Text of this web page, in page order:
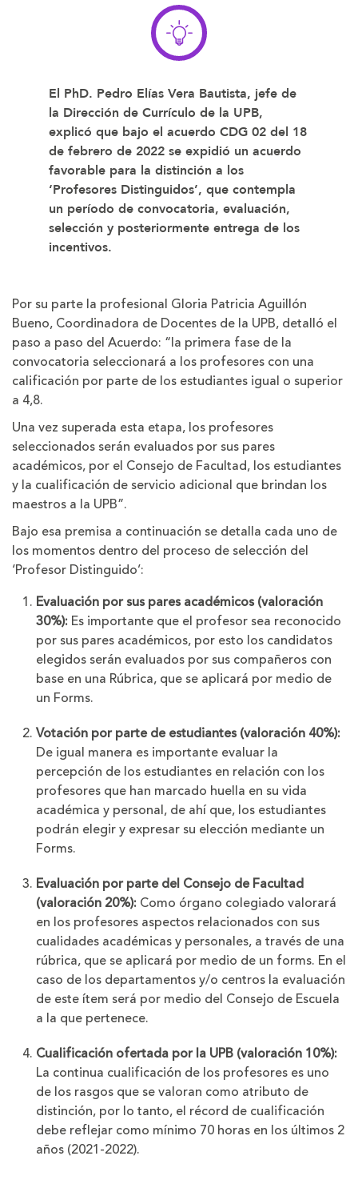
El PhD. Pedro Elías Vera Bautista, jefe de
la Dirección de Currículo de la UPB,
explicó que bajo el acuerdo CDG 02 del 18
de febrero de 2022 se expidió un acuerdo
favorable para la distinción a los
‘Profesores Distinguidos’, que contempla
un período de convocatoria, evaluación,
selección y posteriormente entrega de los
incentivos.
Por su parte la profesional Gloria Patricia Aguillón
Bueno, Coordinadora de Docentes de la UPB, detalló el
paso a paso del Acuerdo: “la primera fase de la
convocatoria seleccionará a los profesores con una
calificación por parte de los estudiantes igual o superior
a 4,8.
Una vez superada esta etapa, los profesores
seleccionados serán evaluados por sus pares
académicos, por el Consejo de Facultad, los estudiantes
y la cualificación de servicio adicional que brindan los
maestros a la UPB”.
Bajo esa premisa a continuación se detalla cada uno de
los momentos dentro del proceso de selección del
‘Profesor Distinguido’:
Evaluación por sus pares académicos (valoración
30%): Es importante que el profesor sea reconocido
por sus pares académicos, por esto los candidatos
elegidos serán evaluados por sus compañeros con
base en una Rúbrica, que se aplicará por medio de
un Forms.
Votación por parte de estudiantes (valoración 40%):
De igual manera es importante evaluar la
percepción de los estudiantes en relación con los
profesores que han marcado huella en su vida
académica y personal, de ahí que, los estudiantes
podrán elegir y expresar su elección mediante un
Forms.
Evaluación por parte del Consejo de Facultad
(valoración 20%): Como órgano colegiado valorará
en los profesores aspectos relacionados con sus
cualidades académicas y personales, a través de una
rúbrica, que se aplicará por medio de un forms. En el
caso de los departamentos y/o centros la evaluación
de este ítem será por medio del Consejo de Escuela
a la que pertenece.
Cualificación ofertada por la UPB (valoración 10%):
La continua cualificación de los profesores es uno
de los rasgos que se valoran como atributo de
distinción, por lo tanto, el récord de cualificación
debe reflejar como mínimo 70 horas en los últimos 2
años (2021-2022).